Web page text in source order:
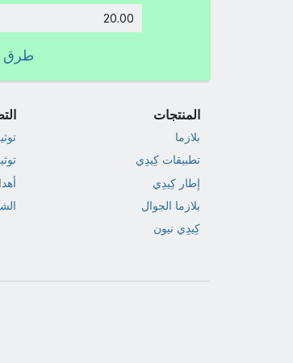
طرق
المنتجات
بلازما
تطبيقات كِيدِي
إطار كِيدِي
بلازما الجوال
كِيدِي نيون